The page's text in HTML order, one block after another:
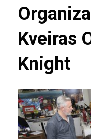
Kveiras
Knight